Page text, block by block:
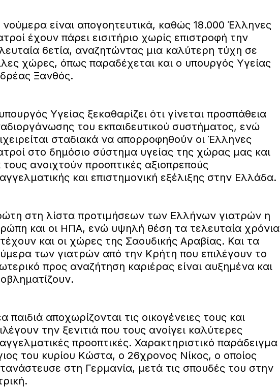
νούμερα είναι απογοητευτικά, καθώς 18.000 Έλληνες
έχουν πάρει εισιτήριο χωρίς επιστροφή την
6ετία, αναζητώντας μια καλύτερη τύχη σε
χώρες, όπως παραδέχεται και ο υπουργός Υγείας
Ξανθός.
Υγείας ξεκαθαρίζει ότι γίνεται προσπάθεια
του εκπαιδευτικού συστήματος, ενώ
σταδιακά να απορροφηθούν οι Έλληνες
στο δημόσιο σύστημα υγείας της χώρας μας και
τους ανοιχτούν προοπτικές αξιοπρεπούς
και επιστημονική εξέλιξης στην Ελλάδα.
στη λίστα προτιμήσεων των Ελλήνων γιατρών η
και οι ΗΠΑ, ενώ υψηλή θέση τα τελευταία χρόνια
και οι χώρες της Σαουδικής Αραβίας. Και τα
των γιατρών από την Κρήτη που επιλέγουν το
προς αναζήτηση καριέρας είναι αυξημένα και
παιδιά αποχωρίζονται τις οικογένειες τους και
την ξενιτιά που τους ανοίγει καλύτερες
προοπτικές. Χαρακτηριστικό παράδειγμα
του κυρίου Κώστα, ο 26χρονος Νίκος, ο οποίος
στη Γερμανία, μετά τις σπουδές του στην